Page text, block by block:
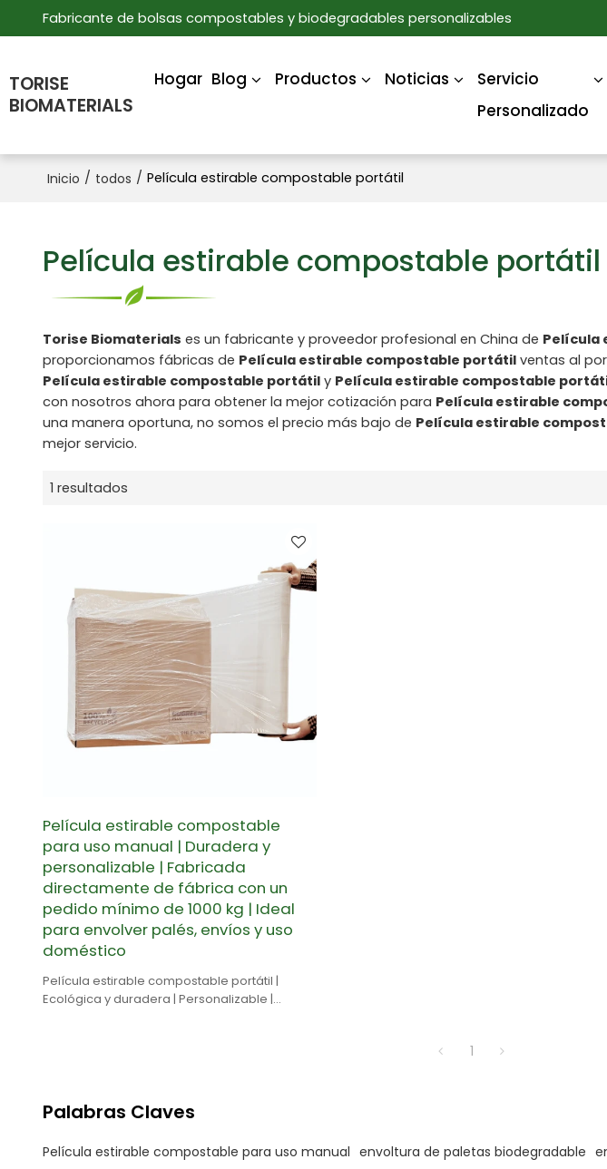
Fabricante de bolsas compostables y biodegradables personalizables
TORISE
BIOMATERIALS
Hogar Blog Productos Noticias
Servicio
Personalizado
Inicio / todos / Película estirable compostable portátil
Película estirable compostable portátil
Torise Biomaterials es un fabricante y proveedor profesional en China de Película
proporcionamos fábricas de Película estirable compostable portátilventas al
Película estirable compostable portátily Película estirable compostable
con nosotros ahora para obtener la mejor cotización para Película estirable
una manera oportuna, no somos el precio más bajo de Película estirable
mejor servicio.
1 resultados
Película estirable compostable
para uso manual | Duradera y
personalizable | Fabricada
directamente de fábrica con un
pedido mínimo de 1000 kg | Ideal
para envolver palés, envíos y uso
doméstico
Película estirable compostable portátil |
Ecológica y duradera | Personalizable |
1
Palabras Claves
Película estirable compostable para uso manual envoltura de paletas biodegradable